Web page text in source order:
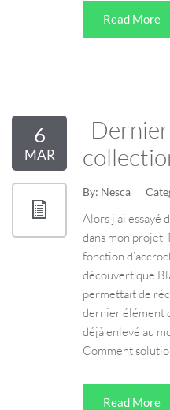
Read More
6
MAR
By: Nesca
Alors j’ai essayé
dans mon projet.
fonction
découvert que
permettait de
dernier élément
déjà enlevé au
Comment
Read More